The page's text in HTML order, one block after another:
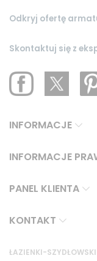
Odkryj ofertę
Skontaktuj się z
INFORMACJE
INFORMACJE
PANEL KLIENTA
KONTAKT
ŁAZIENKI-